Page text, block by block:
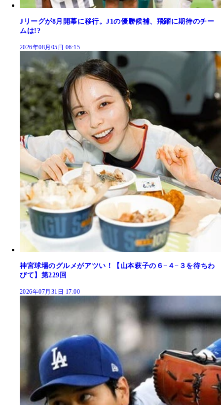
Jリーグが8月開幕に移行。J1の優勝候補、飛躍に期待のチー
ムは!?
2026年08月05日 06:15
神宮球場のグルメがアツい！【山本萩子の６−４−３を待ちわ
びて】第229回
2026年07月31日 17:00